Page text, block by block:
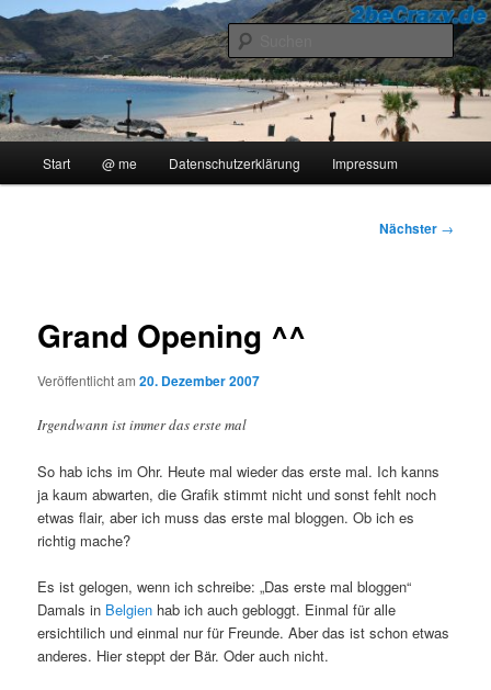
Zum
primären
Inhalt
springen2beCrazy
..::Ollis Blog::..
Start @ me Datenschutzerklärung Impressum
Nächster →
Grand Opening ^^
Veröffentlicht am20. Dezember 2007
Irgendwann ist immer das erste mal
So hab ichs im Ohr. Heute mal wieder das erste mal. Ich kanns
ja kaum abwarten, die Grafik stimmt nicht und sonst fehlt noch
etwas flair, aber ich muss das erste mal bloggen. Ob ich es
richtig mache?
Es ist gelogen, wenn ich schreibe: „Das erste mal bloggen“
Damals in Belgien hab ich auch gebloggt. Einmal für alle
ersichtilich und einmal nur für Freunde. Aber das ist schon etwas
anderes. Hier steppt der Bär. Oder auch nicht.